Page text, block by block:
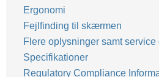
Ergonomi
Fejlfinding til skærmen
Flere oplysninger samt service
Specifikationer
Regulatory Compliance